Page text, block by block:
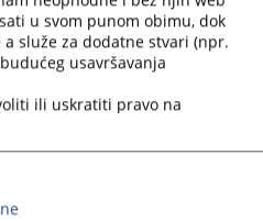
sadržaja
vijesti istu preuzeti u
izvora informacije.
u svom punom obimu, dok
služe za dodatne stvari (npr.
usavršavanja
ili uskratiti pravo na